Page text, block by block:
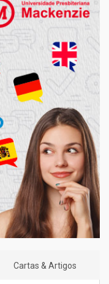
Cartas & Artigos